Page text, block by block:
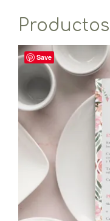
Save